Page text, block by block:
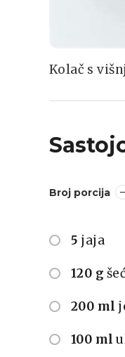
Kolač s
Broj porcija
5 jaja
120 g
200 ml
100 ml